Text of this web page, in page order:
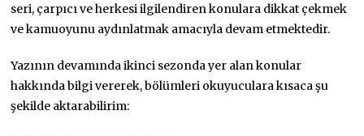
seri, çarpıcı ve herkesi ilgilendiren konulara dikkat çekmek
ve kamuoyunu aydınlatmak amacıyla devam etmektedir.
Yazının devamında ikinci sezonda yer alan konular
hakkında bilgi vererek, bölümleri okuyuculara kısaca şu
şekilde aktarabilirim: